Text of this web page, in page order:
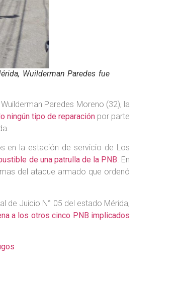
Wuilderman Paredes fue
Paredes Moreno (32), la
ningún tipo de reparaciónpor parte
en la estación de servicio de Los
de una patrulla de la PNB. En
del ataque armado que ordenó
de Juicio N° 05 del estado Mérida,
a los otros cinco PNB implicados